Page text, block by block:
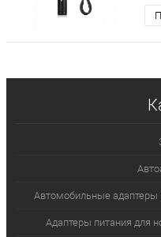
Автомобильные адаптеры
Адаптеры питания для